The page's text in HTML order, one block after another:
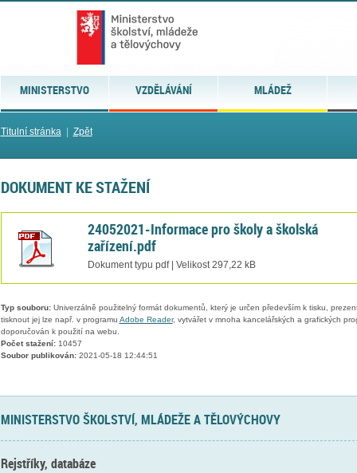
MINISTERSTVO VZDĚLÁVÁNÍ MLÁDEŽ
Titulní stránka| Zpět
DOKUMENT KE STAŽENÍ
24052021-Informace pro školy a školská
zařízení.pdf
Dokument typu pdf | Velikost 297,22 kB
Typ souboru:Univerzálně použitelný formát dokumentů, který je určen především k tisku,
tisknout jej lze např. v programu Adobe Reader, vytvářet v mnoha kancelářských a grafických
doporučován k použití na webu.
Počet stažení:10457
Soubor publikován:2021-05-18 12:44:51
MINISTERSTVO ŠKOLSTVÍ, MLÁDEŽE A TĚLOVÝCHOVY
Rejstříky, databáze